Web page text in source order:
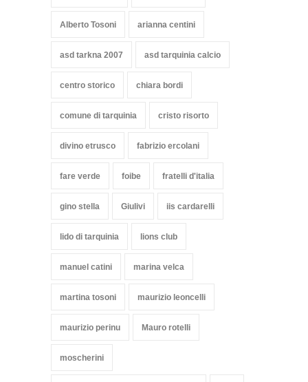
Alberto Tosoni arianna centini
asd tarkna 2007 asd tarquinia calcio
centro storico chiara bordi
comune di tarquinia cristo risorto
divino etrusco fabrizio ercolani
fare verde foibe fratelli d'italia
gino stella Giulivi iis cardarelli
lido di tarquinia lions club
manuel catini marina velca
martina tosoni maurizio leoncelli
maurizio perinu Mauro rotelli
moscherini